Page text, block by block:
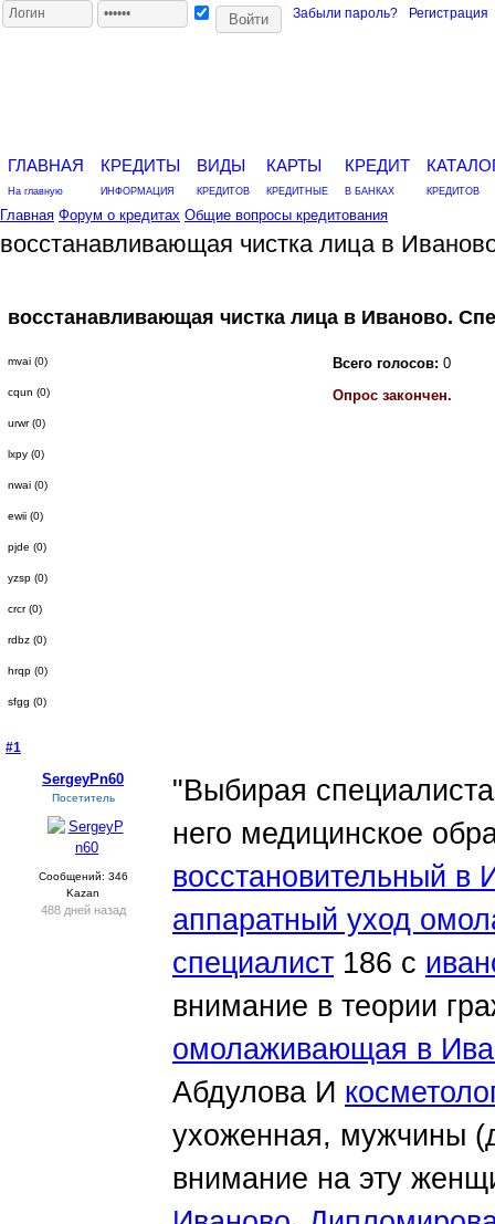
Забыли пароль? Регистрация
ГЛАВНАЯ
На главную
КРЕДИТЫ
ИНФОРМАЦИЯ
ВИДЫ
КРЕДИТОВ
КАРТЫ
КРЕДИТНЫЕ
КРЕДИТ
В БАНКАХ КРЕДИТОВ
Главная Форум о кредитах Общие вопросы кредитования
восстанавливающая чистка лица в
восстанавливающая чистка лица в Иваново.
mvai (0)
cqun (0)
urwr (0)
lxpy (0)
nwai (0)
ewii (0)
pjde (0)
yzsp (0)
crcr (0)
rdbz (0)
hrqp (0)
sfgg (0)
Всего голосов: 0
Опрос закончен.
#1
SergeyPn60
Посетитель
Сообщений: 346
Kazan
488 дней назад
"Выбирая
него медицинское
восстановительный в
аппаратный уход
специалист 186 с
внимание в теории
омолаживающая в
Абдулова И
ухоженная, мужчины
внимание на эту